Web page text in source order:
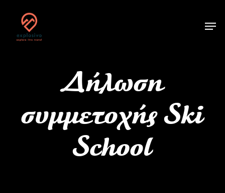
Δήλωση
συμμετοχής Ski
School